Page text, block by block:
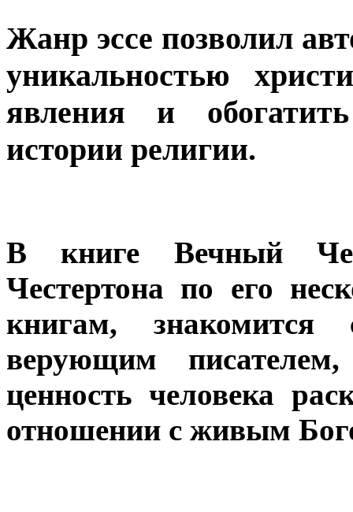
Жанр эссе позволил
уникальностью
явления и
истории религии.
В книге Вечный
Честертона по его
книгам,
верующим
ценность человека
отношении с живым